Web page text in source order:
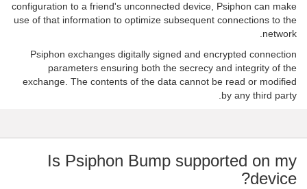
configuration to a friend's unconnected device, Psiphon can make
use of that information to optimize subsequent connections to the
network.
Psiphon exchanges digitally signed and encrypted connection
parameters ensuring both the secrecy and integrity of the
exchange. The contents of the data cannot be read or modified
by any third party.
Is Psiphon Bump supported on my
device?